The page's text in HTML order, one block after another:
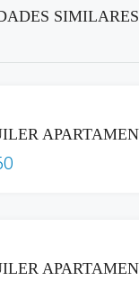
SIMILARES